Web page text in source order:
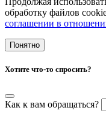
обработку файлов
cоглашении в
Понятно
Хотите что-то спросить?
Как к вам обращаться?